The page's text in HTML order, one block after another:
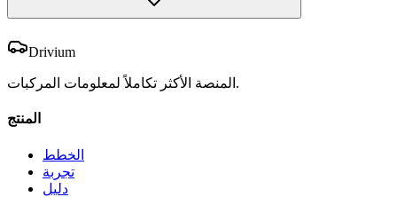
Drivium
المنصة الأكثر تكاملاً لمعلومات المركبات.
المنتج
الخطط
تجربة
دليل